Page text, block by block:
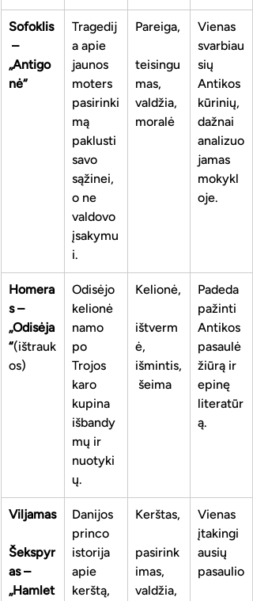
Sofoklis
–
„Antigo
nė“
Tragedij
a apie
jaunos
moters
pasirinki
mą
paklusti
savo
sąžinei,
o ne
valdovo
įsakymu
i.
Pareiga,
teisingu
mas,
valdžia,
moralė
Vienas
svarbiau
sių
Antikos
kūrinių,
dažnai
analizuo
jamas
mokykl
oje.
Homera
s –
„Odisėja
“(ištrauk
os)
Odisėjo
kelionė
namo
po
Trojos
karo
kupina
išbandy
mų ir
nuotyki
ų.
Kelionė,
ištverm
ė,
išmintis,
šeima
Padeda
pažinti
Antikos
pasaulė
žiūrą ir
epinę
literatūr
ą.
Viljamas
Šekspyr
as –
„Hamlet
Danijos
princo
istorija
apie
kerštą,
Kerštas,
pasirink
imas,
valdžia,
Vienas
įtakingi
ausių
pasaulio